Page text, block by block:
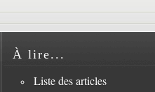
À lire...
Liste des articles